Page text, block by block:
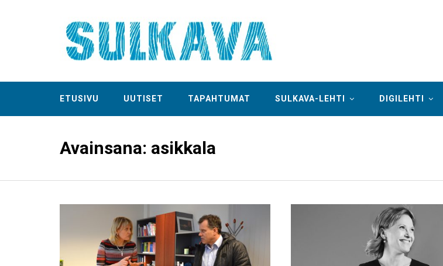
ETUSIVU UUTISET TAPAHTUMAT SULKAVA-LEHTI DIGILEHTI
Avainsana: asikkala